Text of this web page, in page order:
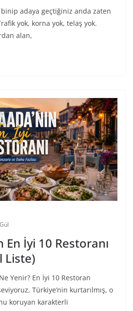
adaya geçtiğiniz anda zaten
yok, korna yok, telaş yok.
alan,
En İyi 10 Restoranı
Liste)
Yenir? En İyi 10 Restoran
Türkiye’nin kurtarılmış, o
koruyan karakterli